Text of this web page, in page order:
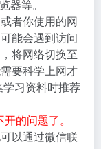
器等。
者你使用的网
能会遇到访问
将网络切换至
要科学上网才
习资料时推荐
的问题了。
以通过微信联